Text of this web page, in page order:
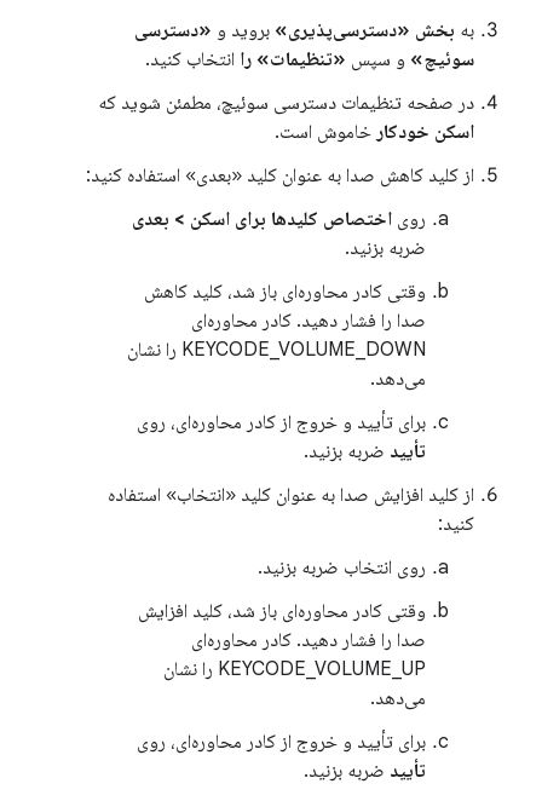
به بخش «دسترسی‌پذیری» بروید و «دسترسی
سوئیچ» و سپس «تنظیمات» را انتخاب کنید.
در صفحه تنظیمات دسترسی سوئیچ، مطمئن شوید که
اسکن خودکار خاموش است.
از کلید کاهش صدا به عنوان کلید «بعدی» استفاده کنید:
روی اختصاص کلیدها برای اسکن > بعدی
ضربه بزنید.
وقتی کادر محاوره‌ای باز شد، کلید کاهش
صدا را فشار دهید. کادر محاوره‌ای
KEYCODE_VOLUME_DOWN را نشان
می‌دهد.
برای تأیید و خروج از کادر محاوره‌ای، روی
تأیید ضربه بزنید.
از کلید افزایش صدا به عنوان کلید «انتخاب» استفاده
کنید:
روی انتخاب ضربه بزنید.
وقتی کادر محاوره‌ای باز شد، کلید افزایش
صدا را فشار دهید. کادر محاوره‌ای
KEYCODE_VOLUME_UP را نشان
می‌دهد.
برای تأیید و خروج از کادر محاوره‌ای، روی
تأیید ضربه بزنید.